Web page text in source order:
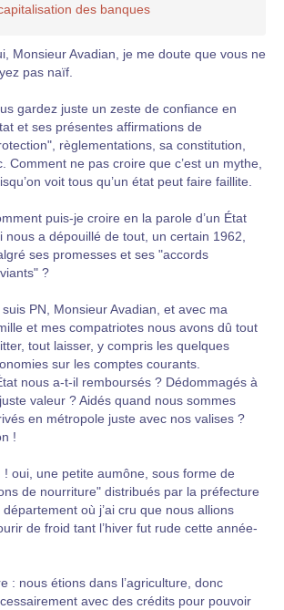
des banques
Monsieur Avadian, je me doute que vous ne
pas naïf.
gardez juste un zeste de confiance en
et ses présentes affirmations de
règlementations, sa constitution,
Comment ne pas croire que c’est un mythe,
voit tous qu’un état peut faire faillite.
puis-je croire en la parole d’un État
nous a dépouillé de tout, un certain 1962,
ses promesses et ses "accords
?
suis PN, Monsieur Avadian, et avec ma
et mes compatriotes nous avons dû tout
tout laisser, y compris les quelques
sur les comptes courants.
nous a-t-il remboursés ? Dédommagés à
valeur ? Aidés quand nous sommes
en métropole juste avec nos valises ?
!
! oui, une petite aumône, sous forme de
de nourriture" distribués par la préfecture
département où j’ai cru que nous allions
de froid tant l’hiver fut rude cette année-
: nous étions dans l’agriculture, donc
avec des crédits pour pouvoir